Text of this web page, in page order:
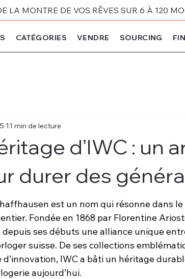
LA MONTRE DE VOS RÊVES SUR 6 À 120
CATÉGORIES VENDRE SOURCING
d’IWC : un
durer des
11 min de lecture
est un nom qui résonne dans
Fondée en 1868 par Florentine
depuis ses débuts une alliance unique
suisse. De ses collections
d’innovation, IWC a bâti un héritage
aujourd’hui.